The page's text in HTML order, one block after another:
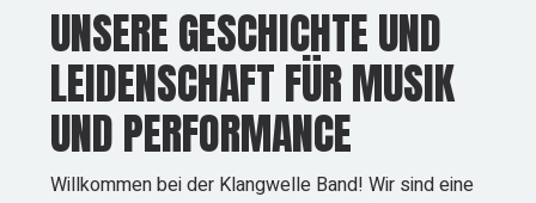
UNSERE GESCHICHTE UND
LEIDENSCHAFT FÜR MUSIK
UND PERFORMANCE
Willkommen bei der Klangwelle Band! Wir sind eine